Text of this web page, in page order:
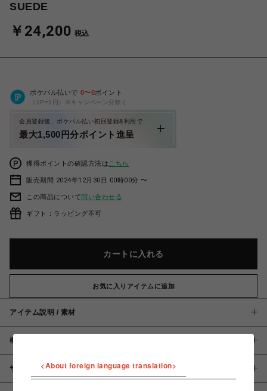
SUEDE
￥24,200 税込
ポケパル払いで 0〜0ポイント
（1P=1円）※キャンペーン分除く
会員登録後、ポケパル払い初回登録&利用で
最大1,500円分ポイント進呈
獲得ポイントの確認方法は こちら
販売期間 2024年12月30日 00時00分 〜
この商品について問い合わせる
ギフト：ラッピング不可
カートに入れる
お気に入りアイテムに追加
アイテム説明 / 素材
概要
サイズ <About foreign language translation>